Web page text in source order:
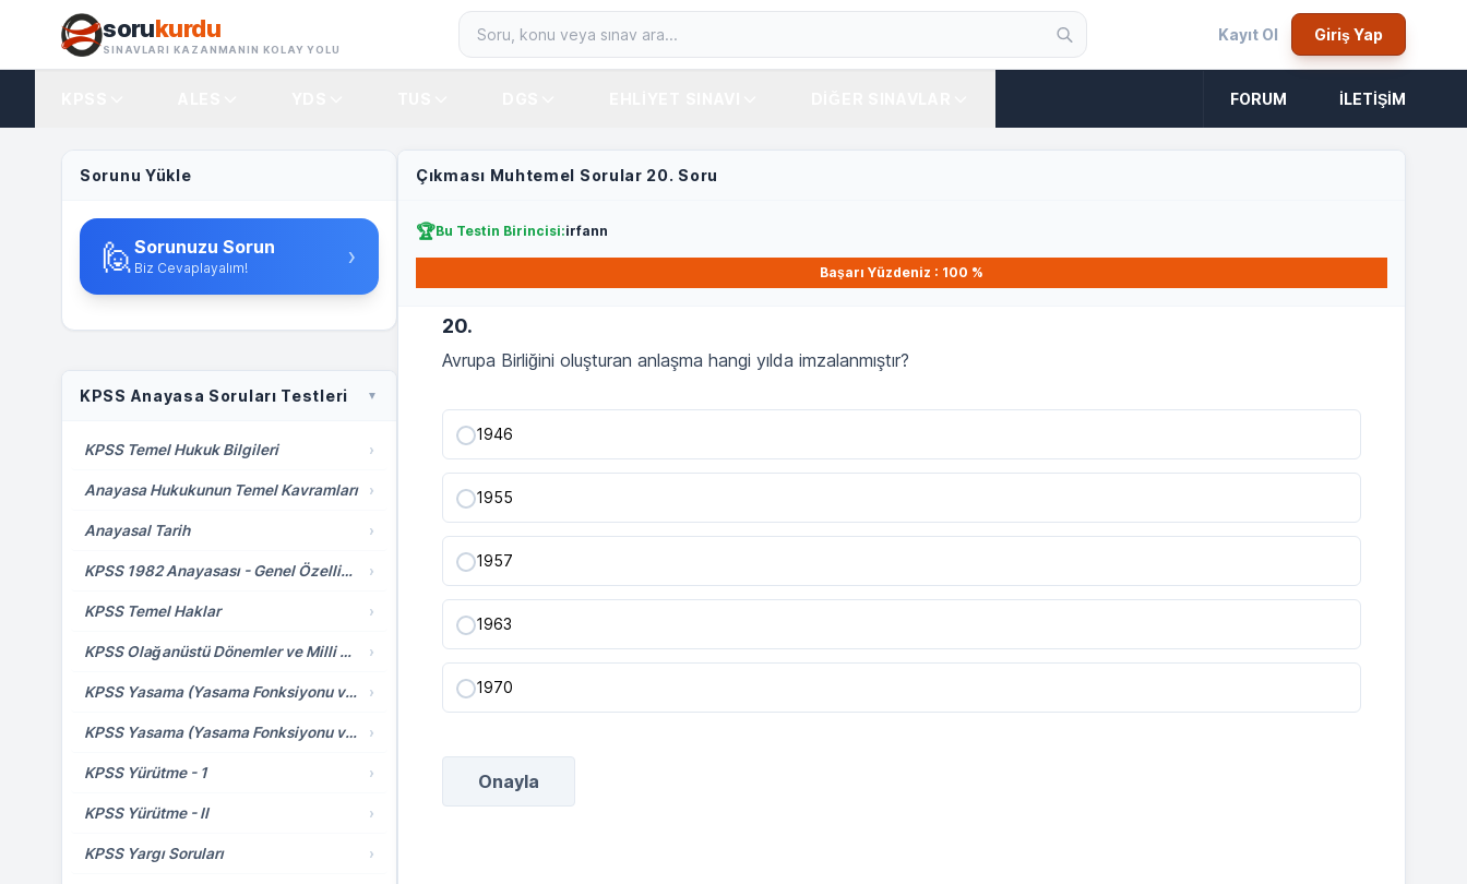
İçeriğe geç
sorukurdu
SINAVLARI KAZANMANIN KOLAY YOLU
Kayıt Ol Giriş Yap
FORUM İLETIŞIM
Sorunu Yükle
🙋 Sorunuzu Sorun
Biz Cevaplayalım! ›
KPSS Anayasa Soruları Testleri ▼
KPSS Temel Hukuk Bilgileri ›
Anayasa Hukukunun Temel Kavramları ›
Anayasal Tarih ›
KPSS 1982 Anayasası - Genel Özellikler - Değiştirilemeyecek Hükümler ›
KPSS Temel Haklar ›
KPSS Olağanüstü Dönemler ve Milli Güvenlik Kurulu ›
KPSS Yasama (Yasama Fonksiyonu ve TBMM) - I ›
KPSS Yasama (Yasama Fonksiyonu ve TBMM) - II ›
KPSS Yürütme - 1 ›
KPSS Yürütme - II ›
KPSS Yargı Soruları ›
Çıkması Muhtemel Sorular 20. Soru
🏆Bu Testin Birincisi:irfann
Başarı Yüzdeniz : 100 %
20.
Avrupa Birliğini oluşturan anlaşma hangi yılda imzalanmıştır?
1946
1955
1957
1963
1970
Onayla